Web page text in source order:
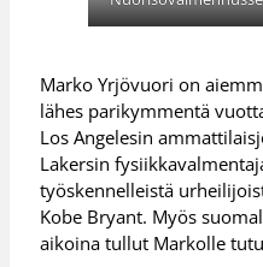
Marko Yrjövuori on
lähes parikymmentä
Los Angelesin
Lakersin
työskennelleistä
Kobe Bryant. Myös
aikoina tullut Markolle